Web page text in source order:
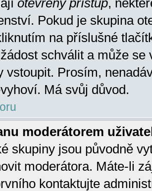
otevřený přístup,
Pokud je skupina
na příslušné
schválit a může se
vstoupit. Prosím,
Má svůj důvod.
moderátorem
skupiny jsou původně
moderátora. Máte-li
kontaktujte